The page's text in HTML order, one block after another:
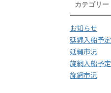
カテゴリー
お知らせ
延縄入船予定
延縄市況
旋網入船予定
旋網市況